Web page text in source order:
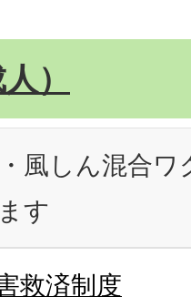
）
風しん混合ワ
す
救済制度